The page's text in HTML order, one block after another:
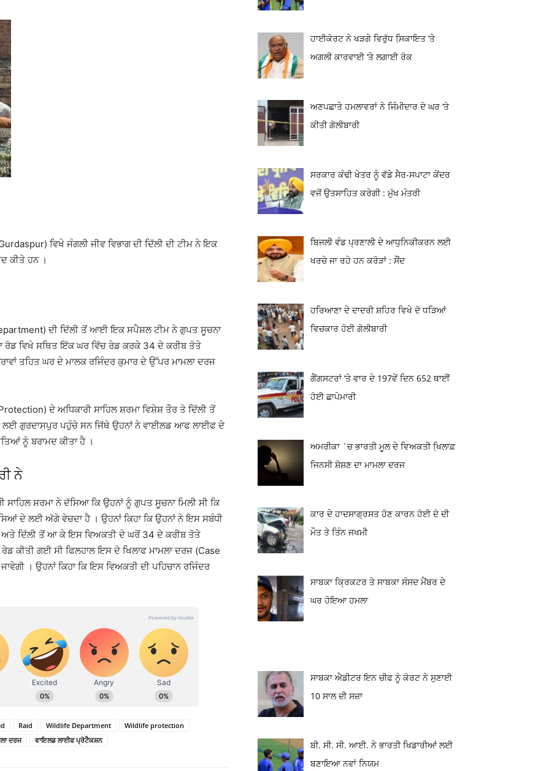
ਵਿਖੇ ਜੰਗਲੀ ਜੀਵ ਵਿਭਾਗ ਦੀ ਦਿੱਲੀ ਦੀ ਟੀਮ ਨੇ ਇਕ
ਕੀਤੇ ਹਨ ।
ਦੀ ਦਿੱਲੀ ਤੋਂ ਆਈ ਇਕ ਸਪੈਸ਼ਲ ਟੀਮ ਨੇ ਗੁਪਤ ਸੂਚਨਾ
ਰੋਡ ਵਿਖੇ ਸਥਿਤ ਇੱਕ ਘਰ ਵਿੱਚ ਰੇਡ ਕਰਕੇ 34 ਦੇ ਕਰੀਬ ਤੋਤੇ
ਤਹਿਤ ਘਰ ਦੇ ਮਾਲਕ ਰਜਿੰਦਰ ਕੁਮਾਰ ਦੇ ਉੱਪਰ ਮਾਮਲਾ ਦਰਜ
ਦੇ ਅਧਿਕਾਰੀ ਸਾਹਿਲ ਸ਼ਰਮਾ ਵਿਸ਼ੇਸ਼ ਤੌਰ ਤੇ ਦਿੱਲੀ ਤੋਂ
ਲਈ ਗੁਰਦਾਸਪੁਰ ਪਹੁੰਚੇ ਸਨ ਜਿੱਥੇ ਉਹਨਾਂ ਨੇ ਵਾਈਲਡ ਆਫ ਲਾਈਫ ਦੇ
ਨੂੰ ਬਰਾਮਦ ਕੀਤਾ ਹੈ ।
ਨੇ
ਸ਼ਰਮਾ ਨੇ ਦੱਸਿਆ ਕਿ ਉਹਨਾਂ ਨੂੰ ਗੁਪਤ ਸੂਚਨਾ ਮਿਲੀ ਸੀ ਕਿ
ਦੇ ਲਈ ਅੱਗੇ ਵੇਚਦਾ ਹੈ । ਉਹਨਾਂ ਕਿਹਾ ਕਿ ਉਹਨਾਂ ਨੇ ਇਸ ਸਬੰਧੀ
ਅਤੇ ਦਿੱਲੀ ਤੋਂ ਆ ਕੇ ਇਸ ਵਿਅਕਤੀ ਦੇ ਘਰੋਂ 34 ਦੇ ਕਰੀਬ ਤੋਤੇ
ਕੀਤੀ ਗਈ ਸੀ ਫਿਲਹਾਲ ਇਸ ਦੇ ਖਿਲਾਫ ਮਾਮਲਾ ਦਰਜ (Case
। ਉਹਨਾਂ ਕਿਹਾ ਕਿ ਇਸ ਵਿਅਕਤੀ ਦੀ ਪਹਿਚਾਨ ਰਜਿੰਦਰ
Raid Wildlife Department
Wildlife protection
ਦਰਜ ਵਾਇਲਡ ਲਾਈਫ ਪ੍ਰੋਟੈਕਸ਼ਨ
ਹਾਈਕੋਰਟ ਨੇ ਖੜਗੇ ਵਿਰੁੱਧ ਸਿ਼ਕਾਇਤ ‘ਤੇ
ਅਗਲੀ ਕਾਰਵਾਈ ‘ਤੇ ਲਗਾਈ ਰੋਕ
ਅਣਪਛਾਤੇ ਹਮਲਾਵਰਾਂ ਨੇ ਜਿੰਮੀਦਾਰ ਦੇ ਘਰ ‘ਤੇ
ਕੀਤੀ ਗੋਲੀਬਾਰੀ
ਸਰਕਾਰ ਕੰਢੀ ਖੇਤਰ ਨੂੰ ਵੱਡੇ ਸੈਰ-ਸਪਾਟਾ ਕੇਂਦਰ
ਵਜੋਂ ਉਤਸਾਹਿਤ ਕਰੇਗੀ : ਮੁੱਖ ਮੰਤਰੀ
ਬਿਜਲੀ ਵੰਡ ਪ੍ਰਣਾਲੀ ਦੇ ਆਧੁਨਿਕੀਕਰਨ ਲਈ
ਖਰਚੇ ਜਾ ਰਹੇ ਹਨ ਕਰੋੜਾਂ : ਸੌਂਦ
ਹਰਿਆਣਾ ਦੇ ਦਾਦਰੀ ਸ਼ਹਿਰ ਵਿਖੇ ਦੋ ਧੜਿਆਂ
ਵਿਚਕਾਰ ਹੋਈ ਗੋਲੀਬਾਰੀ
ਗੈਂਗਸਟਰਾਂ ‘ਤੇ ਵਾਰ ਦੇ 197ਵੇਂ ਦਿਨ 652 ਥਾਈਂ
ਹੋਈ ਛਾਪੇਮਾਰੀ
ਅਮਰੀਕਾ `ਚ ਭਾਰਤੀ ਮੂਲ ਦੇ ਵਿਅਕਤੀ ਖਿ਼ਲਾਫ਼
ਜਿਨਸੀ ਸ਼ੋਸ਼ਣ ਦਾ ਮਾਮਲਾ ਦਰਜ
ਕਾਰ ਦੇ ਹਾਦਸਾਗ੍ਰਸਤ ਹੋਣ ਕਾਰਨ ਹੋਈ ਦੋ ਦੀ
ਮੌਤ ਤੇ ਤਿੰਨ ਜਖਮੀ
ਸਾਬਕਾ ਕ੍ਰਿਕਟਰ ਤੇ ਸਾਬਕਾ ਸੰਸਦ ਮੈਂਬਰ ਦੇ
ਘਰ ਹੋਇਆ ਹਮਲਾ
ਸਾਬਕਾ ਐਡੀਟਰ ਇਨ ਚੀਫ ਨੂੰ ਕੋਰਟ ਨੇ ਸੁਣਾਈ
10 ਸਾਲ ਦੀ ਸਜ਼ਾ
ਬੀ. ਸੀ. ਸੀ. ਆਈ. ਨੇ ਭਾਰਤੀ ਖਿਡਾਰੀਆਂ ਲਈ
ਬਣਾਇਆ ਨਵਾਂ ਨਿਯਮ